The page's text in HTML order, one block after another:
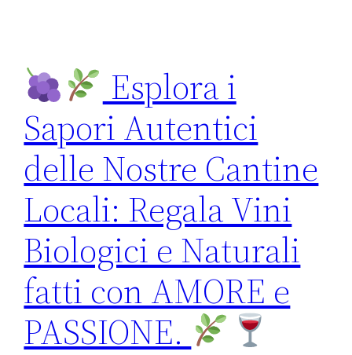
Esplora i
Sapori Autentici
delle Nostre Cantine
Locali: Regala Vini
Biologici e Naturali
fatti con AMORE e
PASSIONE.